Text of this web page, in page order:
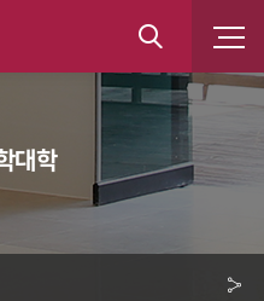
통
합
검
대학